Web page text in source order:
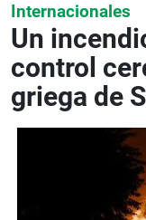
Internacionales
Un
control
griega de